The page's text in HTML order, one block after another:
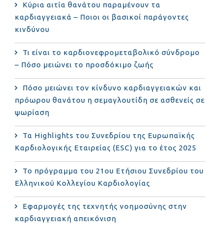
Κύρια αιτία θανάτου παραμένουν τα
καρδιαγγειακά – Ποιοι οι βασικοί παράγοντες
κινδύνου
Τι είναι το καρδιονεφρομεταβολικό σύνδρομο
– Πόσο μειώνει το προσδόκιμο ζωής
Πόσο μειώνει τον κίνδυνο καρδιαγγειακών και
πρόωρου θανάτου η σεμαγλουτίδη σε ασθενείς σε
ψωρίαση
Τα Highlights του Συνεδρίου της Ευρωπαϊκής
Καρδιολογικής Εταιρείας (ESC) για το έτος 2025
Το πρόγραμμα του 21ου Ετήσιου Συνεδρίου του
Ελληνικού Κολλεγίου Καρδιολογίας
Εφαρμογές της τεχνητής νοημοσύνης στην
καρδιαγγειακή απεικόνιση